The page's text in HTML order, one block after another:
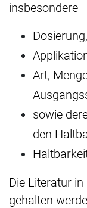
insbesondere
Dosierung,
Art,
sowie
den
Die Literatur
gehalten